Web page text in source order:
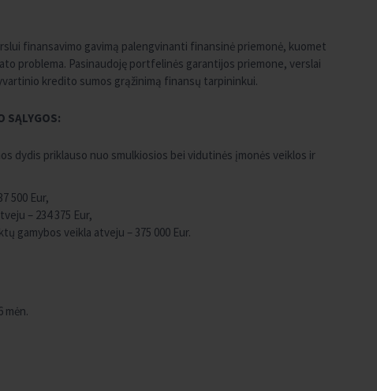
finansavimo gavimą palengvinanti finansinė priemonė, kuomet
problema. Pasinaudoję portfelinės garantijos priemone, verslai
kredito sumos grąžinimą finansų tarpininkui.
SĄLYGOS:
dydis priklauso nuo smulkiosios bei vidutinės įmonės veiklos ir
500 Eur,
– 234 375 Eur,
gamybos veikla atveju – 375 000 Eur.
mėn.